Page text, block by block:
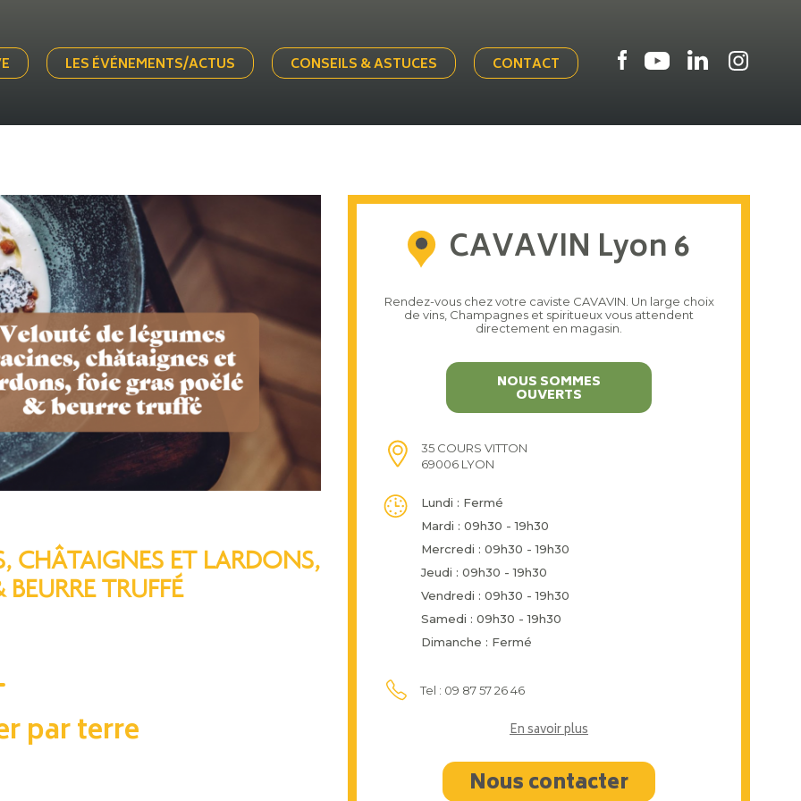
LES ÉVÉNEMENTS/ACTUS CONSEILS & ASTUCES CONTACT
CHÂTAIGNES ET LARDONS,
TRUFFÉ
par terre
CAVAVIN Lyon 6
Rendez-vous chez votre caviste CAVAVIN. Un large choix
de vins, Champagnes et spiritueux vous attendent
directement en magasin.
NOUS SOMMES
OUVERTS
35 COURS VITTON
69006 LYON
Lundi : Fermé
Mardi : 09h30 - 19h30
Mercredi : 09h30 - 19h30
Jeudi : 09h30 - 19h30
Vendredi : 09h30 - 19h30
Samedi : 09h30 - 19h30
Dimanche : Fermé
Tel : 09 87 57 26 46
En savoir plus
Nous contacter